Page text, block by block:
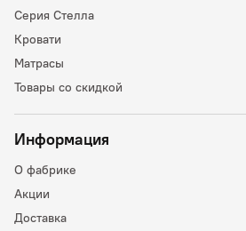
Серия Стелла
Кровати
Матрасы
Товары со скидкой
Информация
О фабрике
Акции
Доставка